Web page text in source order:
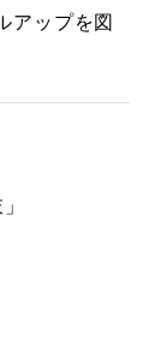
アップを図